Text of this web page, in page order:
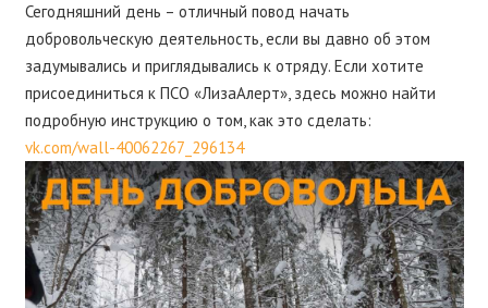
Сегодняшний день – отличный повод начать
добровольческую деятельность, если вы давно об этом
задумывались и приглядывались к отряду. Если хотите
присоединиться к ПСО «ЛизаАлерт», здесь можно найти
подробную инструкцию о том, как это сделать:
vk.com/wall-40062267_296134